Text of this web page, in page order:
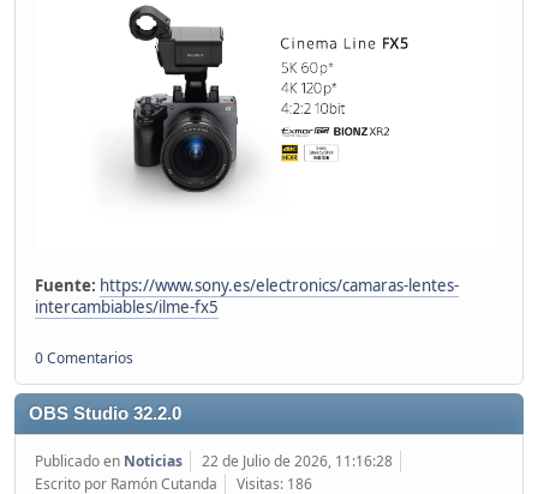
Fuente: https://www.sony.es/electronics/camaras-lentes-
intercambiables/ilme-fx5
0 Comentarios
OBS Studio 32.2.0
Publicado en Noticias
22 de Julio de 2026, 11:16:28
Escrito por Ramón Cutanda
Visitas: 186